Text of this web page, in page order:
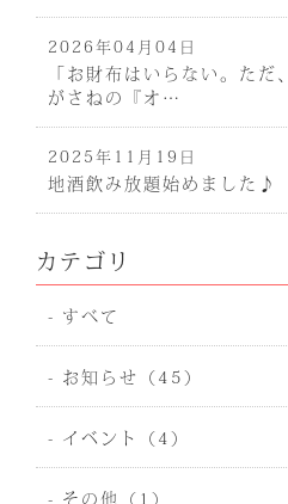
2026年04月04日
「お財布はいらない。た
がさねの『オ…
2025年11月19日
地酒飲み放題始めました♪
カテゴリ
- すべて
- お知らせ（45）
- イベント（4）
- その他（1）